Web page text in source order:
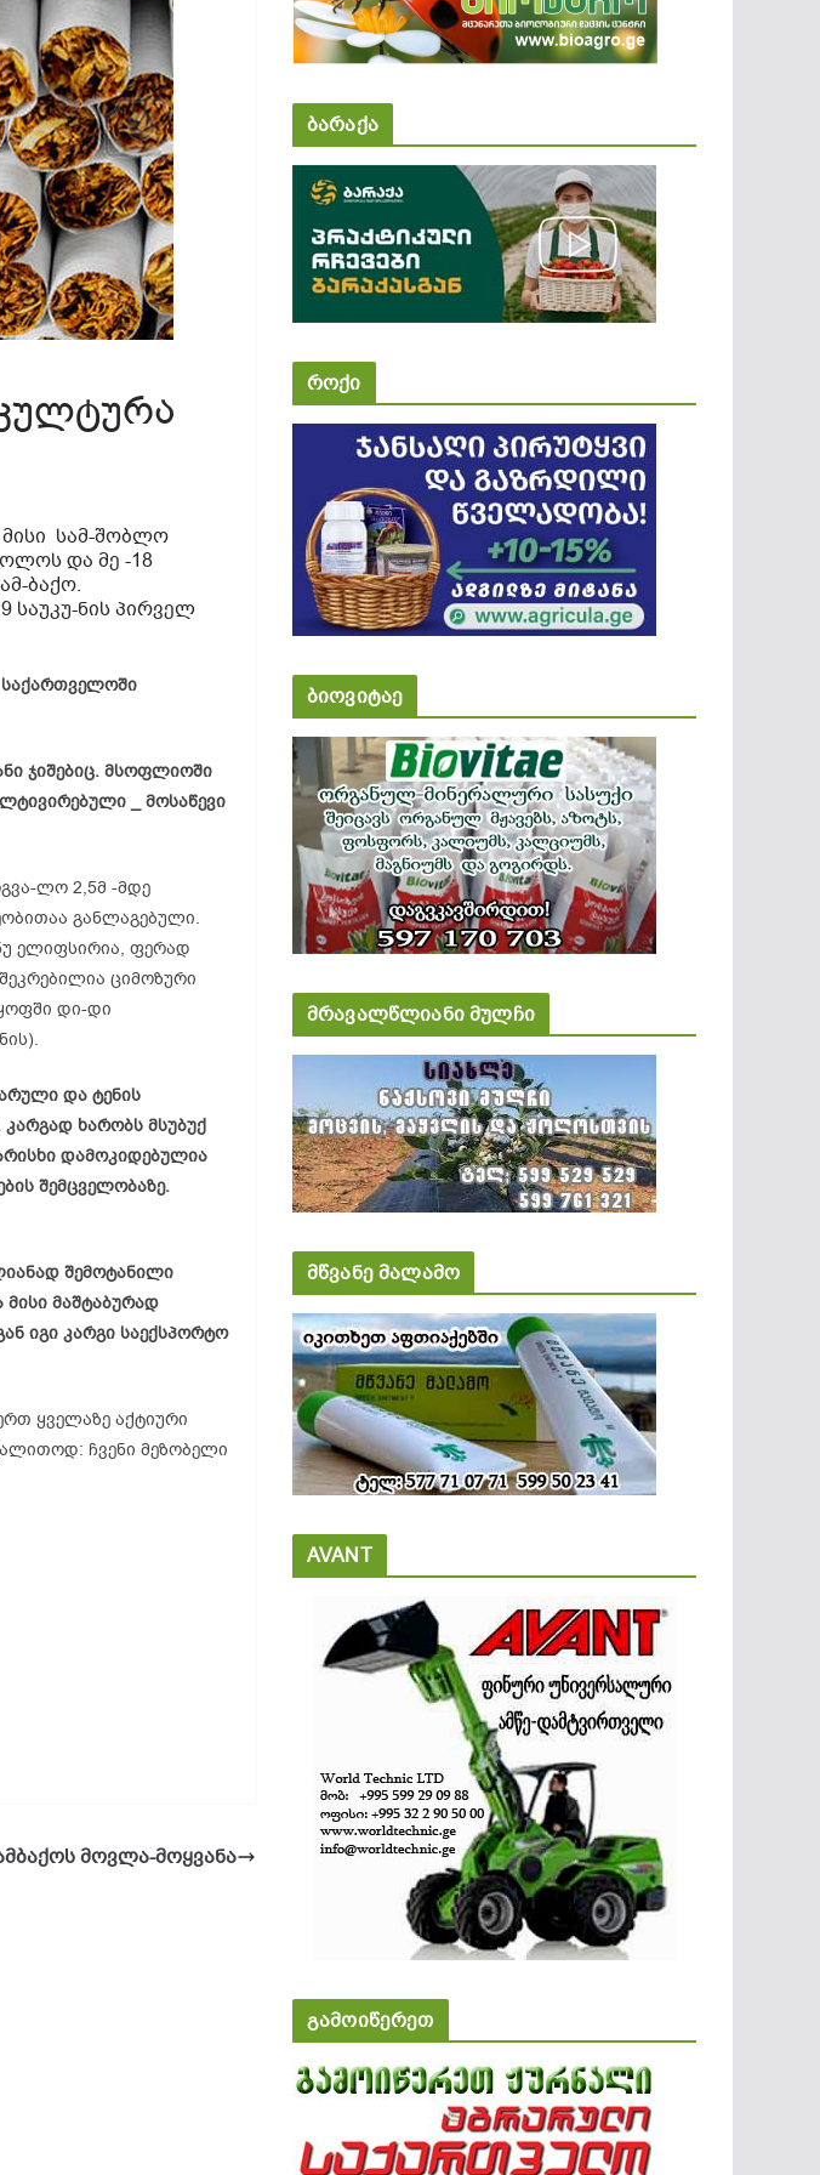
სამ-შობლო
და მე -18
ბაქო.
საუკუ-ნის პირველ
საქართველოში
ჯიშებიც. მსოფლიოში
_ მოსაწევი
ლო 2,5მ -მდე
განლაგებული.
ელიფსირია, ფერად
ციმოზური
დი-დი
და ტენის
ხარობს მსუბუქ
დამოკიდებულია
შემცველობაზე.
შემოტანილი
მაშტაბურად
იგი კარგი საექსპორტო
ყველაზე აქტიური
ჩვენი მეზობელი
მოვლა-მოყვანა
ბარაქა
როქი
ბიოვიტაე
მრავალწლიანი მულჩი
მწვანე მალამო
AVANT
გამოიწერეთ